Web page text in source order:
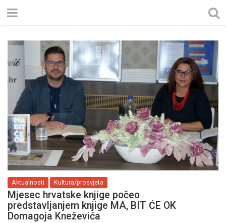
Aktualnosti Kultura/prosvjeta
Mjesec hrvatske knjige počeo
predstavljanjem knjige MA, BIT ĆE OK
Domagoja Kneževića